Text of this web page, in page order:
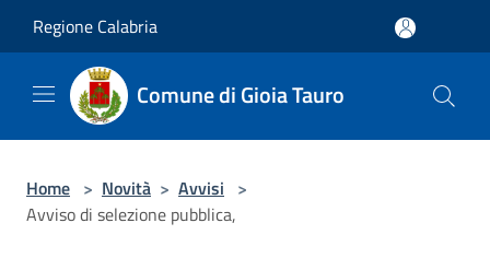
Regione Calabria
Comune di Gioia Tauro
Home > Novità > Avvisi >
Avviso di selezione pubblica,